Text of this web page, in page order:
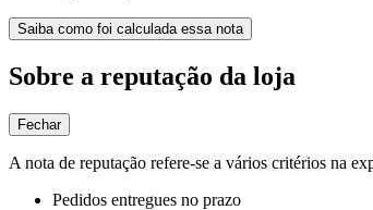
Saiba como foi calculada essa nota
Sobre a reputação da loja
Fechar
A nota de reputação refere-se a vários critérios na
Pedidos entregues no prazo